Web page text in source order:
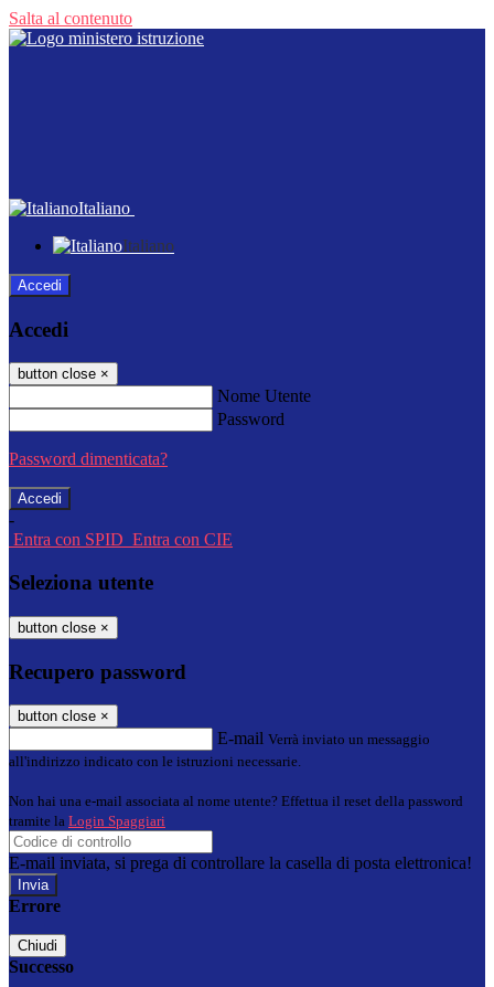
Salta al contenuto
Italiano
Italiano
Accedi
Accedi
button close ×
Nome Utente
Password
Password dimenticata?
-
Entra con SPID Entra con CIE
Seleziona utente
button close ×
Recupero password
button close ×
E-mail Verrà inviato un messaggio
all'indirizzo indicato con le istruzioni necessarie.
Non hai una e-mail associata al nome utente? Effettua il reset della password
tramite la Login Spaggiari
E-mail inviata, si prega di controllare la casella di posta elettronica!
Errore
Chiudi
Successo